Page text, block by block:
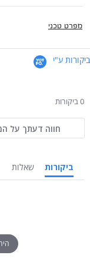
מפרט טכני
ביקורות ע"י
0 ביקורות
חווה דעתך על
ביקורות שאלות